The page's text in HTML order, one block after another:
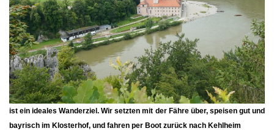
ist ein ideales Wanderziel. Wir setzten mit der Fähre über, speisen gut und
bayrisch im Klosterhof, und fahren per Boot zurück nach Kehlheim